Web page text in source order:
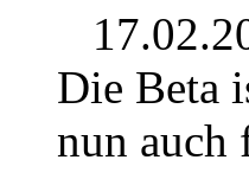
Die Beta
nun auch